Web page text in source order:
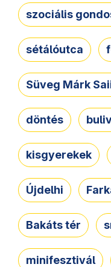
szociális
sétálóutca
Süveg Márk
döntés
kisgyerekek
Újdelhi
Bakáts tér
minifesztivál